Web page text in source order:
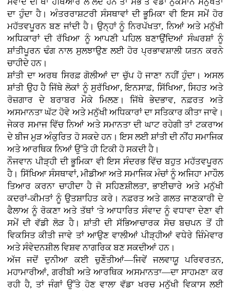
ਦਾ ਹੁੰਦਾ ਹੈ। ਅੰਤਰਰਾਸ਼ਟਰੀ ਸੰਸਥਾਵਾਂ ਦੀ ਭੂਮਿਕਾ ਵੀ ਇਸ ਸਮੇਂ ਹੋਰ
ਮਹੱਤਵਪੂਰਨ ਬਣ ਜਾਂਦੀ ਹੈ। ਉਨ੍ਹਾਂ ਨੂੰ ਨਿਰਪੱਖਤਾ, ਨਿਆਂ ਅਤੇ ਮਨੁੱਖੀ
ਅਧਿਕਾਰਾਂ ਦੀ ਰੱਖਿਆ ਨੂੰ ਆਪਣੀ ਪਹਿਲ ਬਣਾਉਂਦਿਆਂ ਸੰਘਰਸ਼ਾਂ ਨੂੰ
ਸ਼ਾਂਤੀਪੂਰਨ ਢੰਗ ਨਾਲ ਸੁਲਝਾਉਣ ਲਈ ਹੋਰ ਪ੍ਰਭਾਵਸ਼ਾਲੀ ਯਤਨ ਕਰਨੇ
ਚਾਹੀਦੇ ਹਨ।
ਸ਼ਾਂਤੀ ਦਾ ਅਰਥ ਸਿਰਫ਼ ਗੋਲੀਆਂ ਦਾ ਚੁੱਪ ਹੋ ਜਾਣਾ ਨਹੀਂ ਹੁੰਦਾ। ਅਸਲ
ਸ਼ਾਂਤੀ ਉਹ ਹੈ ਜਿੱਥੇ ਲੋਕਾਂ ਨੂੰ ਸੁਰੱਖਿਆ, ਇਨਸਾਫ਼, ਸਿੱਖਿਆ, ਸਿਹਤ ਅਤੇ
ਰੋਜ਼ਗਾਰ ਦੇ ਬਰਾਬਰ ਮੌਕੇ ਮਿਲਣ। ਜਿੱਥੇ ਭੇਦਭਾਵ, ਨਫ਼ਰਤ ਅਤੇ
ਅਸਮਾਨਤਾ ਘੱਟ ਹੋਵੇ ਅਤੇ ਮਨੁੱਖੀ ਅਧਿਕਾਰਾਂ ਦਾ ਸਤਿਕਾਰ ਕੀਤਾ ਜਾਵੇ।
ਜੇਕਰ ਸਮਾਜ ਵਿੱਚ ਨਿਆਂ ਅਤੇ ਸਮਾਨਤਾ ਦੀ ਘਾਟ ਰਹੇਗੀ ਤਾਂ ਟਕਰਾਅ
ਦੇ ਬੀਜ ਮੁੜ ਅੰਕੁਰਿਤ ਹੋ ਸਕਦੇ ਹਨ। ਇਸ ਲਈ ਸ਼ਾਂਤੀ ਦੀ ਨੀਂਹ ਸਮਾਜਿਕ
ਅਤੇ ਆਰਥਿਕ ਨਿਆਂ ਉੱਤੇ ਹੀ ਟਿਕੀ ਹੋ ਸਕਦੀ ਹੈ।
ਨੌਜਵਾਨ ਪੀੜ੍ਹੀ ਦੀ ਭੂਮਿਕਾ ਵੀ ਇਸ ਸੰਦਰਭ ਵਿੱਚ ਬਹੁਤ ਮਹੱਤਵਪੂਰਨ
ਹੈ। ਸਿੱਖਿਆ ਸੰਸਥਾਵਾਂ, ਮੀਡੀਆ ਅਤੇ ਸਮਾਜਿਕ ਮੰਚਾਂ ਨੂੰ ਅਜਿਹਾ ਮਾਹੌਲ
ਤਿਆਰ ਕਰਨਾ ਚਾਹੀਦਾ ਹੈ ਜੋ ਸਹਿਣਸ਼ੀਲਤਾ, ਭਾਈਚਾਰੇ ਅਤੇ ਮਨੁੱਖੀ
ਕਦਰਾਂ-ਕੀਮਤਾਂ ਨੂੰ ਉਤਸ਼ਾਹਿਤ ਕਰੇ। ਨਫ਼ਰਤ ਅਤੇ ਗਲਤ ਜਾਣਕਾਰੀ ਦੇ
ਫੈਲਾਅ ਨੂੰ ਰੋਕਣਾ ਅਤੇ ਤੱਥਾਂ 'ਤੇ ਆਧਾਰਿਤ ਸੰਵਾਦ ਨੂੰ ਵਧਾਵਾ ਦੇਣਾ ਵੀ
ਸਮੇਂ ਦੀ ਵੱਡੀ ਲੋੜ ਹੈ। ਸ਼ਾਂਤੀ ਦੀ ਸੱਭਿਆਚਾਰਕ ਸੋਚ ਬਚਪਨ ਤੋਂ ਹੀ
ਵਿਕਸਿਤ ਕੀਤੀ ਜਾਵੇ ਤਾਂ ਆਉਣ ਵਾਲੀਆਂ ਪੀੜ੍ਹੀਆਂ ਵਧੇਰੇ ਜ਼ਿੰਮੇਵਾਰ
ਅਤੇ ਸੰਵੇਦਨਸ਼ੀਲ ਵਿਸ਼ਵ ਨਾਗਰਿਕ ਬਣ ਸਕਦੀਆਂ ਹਨ।
ਅੱਜ ਜਦੋਂ ਦੁਨੀਆ ਕਈ ਚੁਣੌਤੀਆਂ—ਜਿਵੇਂ ਜਲਵਾਯੂ ਪਰਿਵਰਤਨ,
ਮਹਾਮਾਰੀਆਂ, ਗਰੀਬੀ ਅਤੇ ਆਰਥਿਕ ਅਸਮਾਨਤਾ—ਦਾ ਸਾਹਮਣਾ ਕਰ
ਰਹੀ ਹੈ, ਤਾਂ ਜੰਗਾਂ ਉੱਤੇ ਹੋਣ ਵਾਲਾ ਵੱਡਾ ਖਰਚ ਮਨੁੱਖੀ ਵਿਕਾਸ ਲਈ